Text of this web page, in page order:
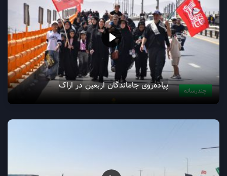
چندرسانه قدم‌هایی در مسیر اربعین حسینی در کمیجان